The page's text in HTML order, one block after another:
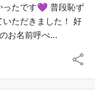
ったです💜 普段恥ず
ただきました！ 好
お名前呼べ...